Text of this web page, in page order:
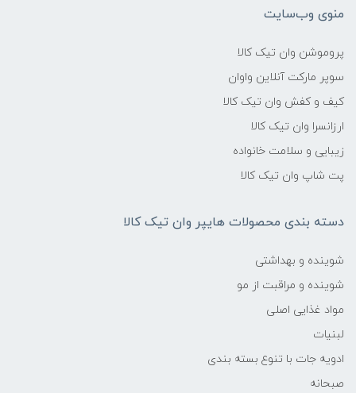
منوی وب‌سایت
پروموشن وان تیک کالا
سوپر مارکت آنلاین واوان
کیف و کفش وان تیک کالا
ارزانسرا وان تیک کالا
زیبایی و سلامت خانواده
پت شاپ وان تیک کالا
دسته بندی محصولات هایپر وان تیک کالا
شوینده و بهداشتی
شوینده و مراقبت از مو
مواد غذایی اصلی
لبنیات
ادویه جات با تنوع بسته بندی
صبحانه